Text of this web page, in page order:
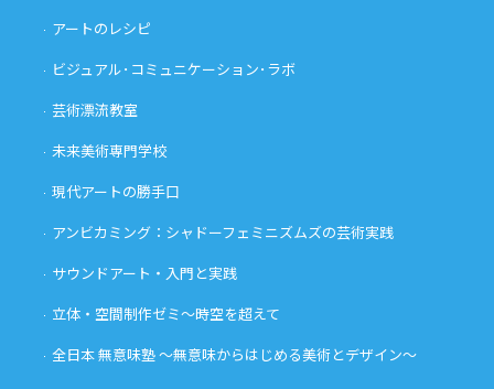
アートのレシピ
ビジュアル･コミュニケーション･ラボ
芸術漂流教室
未来美術専門学校
現代アートの勝手口
アンビカミング：シャドーフェミニズムズの芸術実践
サウンドアート・入門と実践
立体・空間制作ゼミ〜時空を超えて
全日本 無意味塾 〜無意味からはじめる美術とデザイン〜